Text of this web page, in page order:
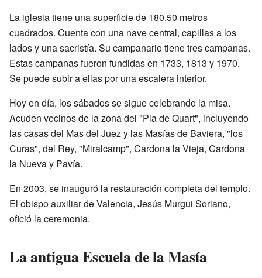
La iglesia tiene una superficie de 180,50 metros
cuadrados. Cuenta con una nave central, capillas a los
lados y una sacristía. Su campanario tiene tres campanas.
Estas campanas fueron fundidas en 1733, 1813 y 1970.
Se puede subir a ellas por una escalera interior.
Hoy en día, los sábados se sigue celebrando la misa.
Acuden vecinos de la zona del "Pla de Quart", incluyendo
las casas del Mas del Juez y las Masías de Baviera, "los
Curas", del Rey, "Miralcamp", Cardona la Vieja, Cardona
la Nueva y Pavía.
En 2003, se inauguró la restauración completa del templo.
El obispo auxiliar de Valencia, Jesús Murgui Soriano,
ofició la ceremonia.
La antigua Escuela de la Masía